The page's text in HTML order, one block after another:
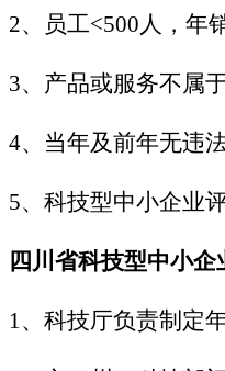
2、员工<500人，年
3、产品或服务不属
4、当年及前年无违
5、科技型中小企业
四川省科技型中小
1、科技厅负责制定